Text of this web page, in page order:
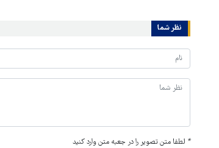
نظر شما
* لطفا متن تصویر را در جعبه متن وارد کنید